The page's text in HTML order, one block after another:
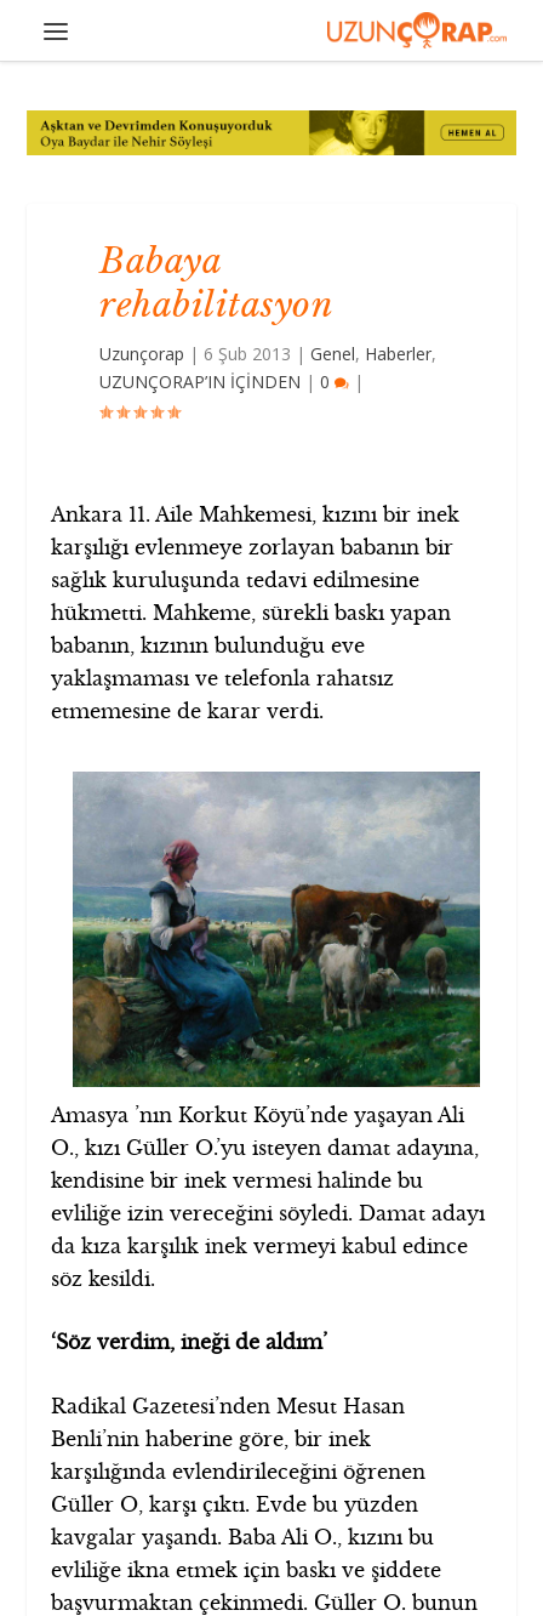
Babaya
rehabilitasyon
Uzunçorap | 6 Şub 2013 |Genel, Haberler,
UZUNÇORAP’IN İÇİNDEN |0 |
Ankara 11. Aile Mahkemesi, kızını bir inek
karşılığı evlenmeye zorlayan babanın bir
sağlık kuruluşunda tedavi edilmesine
hükmetti. Mahkeme, sürekli baskı yapan
babanın, kızının bulunduğu eve
yaklaşmaması ve telefonla rahatsız
etmemesine de karar verdi.
Amasya ’nın Korkut Köyü’nde yaşayan Ali
O., kızı Güller O.’yu isteyen damat adayına,
kendisine bir inek vermesi halinde bu
evliliğe izin vereceğini söyledi. Damat adayı
da kıza karşılık inek vermeyi kabul edince
söz kesildi.
‘Söz verdim, ineği de aldım’
Radikal Gazetesi’nden Mesut Hasan
Benli’nin haberine göre, bir inek
karşılığında evlendirileceğini öğrenen
Güller O, karşı çıktı. Evde bu yüzden
kavgalar yaşandı. Baba Ali O., kızını bu
evliliğe ikna etmek için baskı ve şiddete
başvurmaktan çekinmedi. Güller O. bunun